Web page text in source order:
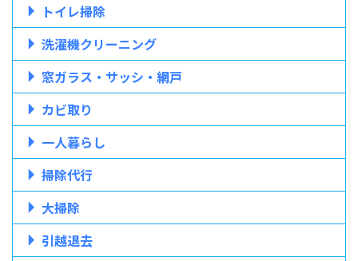
トイレ掃除
洗濯機クリーニング
窓ガラス・サッシ・網戸
カビ取り
一人暮らし
掃除代行
大掃除
引越退去